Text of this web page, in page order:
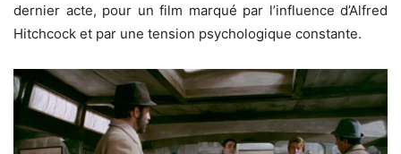
dernier acte, pour un film marqué par l’influence d’Alfred
Hitchcock et par une tension psychologique constante.